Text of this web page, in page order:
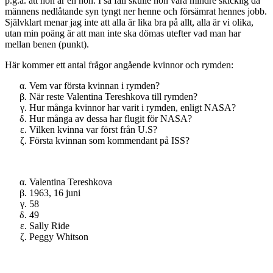
männens nedlåtande syn tyngt ner henne och försämrat hennes jobb.
Självklart menar jag inte att alla är lika bra på allt, alla är vi olika,
utan min poäng är att man inte ska dömas utefter vad man har
mellan benen (punkt).
Här kommer ett antal frågor angående kvinnor och rymden:
Vem var första kvinnan i rymden?
När reste Valentina Tereshkova till rymden?
Hur många kvinnor har varit i rymden, enligt NASA?
Hur många av dessa har flugit för NASA?
Vilken kvinna var först från U.S?
Första kvinnan som kommendant på ISS?
Valentina Tereshkova
1963, 16 juni
58
49
Sally Ride
Peggy Whitson